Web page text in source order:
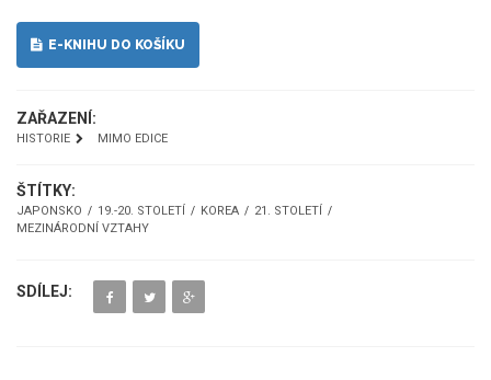
E-KNIHU DO KOŠÍKU
ZAŘAZENÍ:
HISTORIE MIMO EDICE
ŠTÍTKY:
JAPONSKO 19.-20. STOLETÍ KOREA
21. STOLETÍ
MEZINÁRODNÍ VZTAHY
SDÍLEJ: